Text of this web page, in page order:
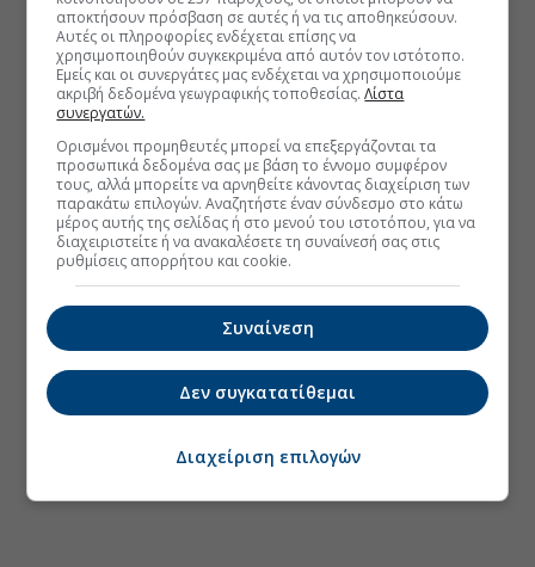
αποκτήσουν πρόσβαση σε αυτές ή να τις αποθηκεύσουν.
Αυτές οι πληροφορίες ενδέχεται επίσης να
χρησιμοποιηθούν συγκεκριμένα από αυτόν τον ιστότοπο.
Εμείς και οι συνεργάτες μας ενδέχεται να χρησιμοποιούμε
ακριβή δεδομένα γεωγραφικής τοποθεσίας.Λίστα
συνεργατών.
Ορισμένοι προμηθευτές μπορεί να επεξεργάζονται τα
προσωπικά δεδομένα σας με βάση το έννομο συμφέρον
τους, αλλά μπορείτε να αρνηθείτε κάνοντας διαχείριση των
παρακάτω επιλογών. Αναζητήστε έναν σύνδεσμο στο κάτω
μέρος αυτής της σελίδας ή στο μενού του ιστοτόπου, για να
διαχειριστείτε ή να ανακαλέσετε τη συναίνεσή σας στις
ρυθμίσεις απορρήτου και cookie.
Συναίνεση
Δεν συγκατατίθεμαι
Διαχείριση επιλογών